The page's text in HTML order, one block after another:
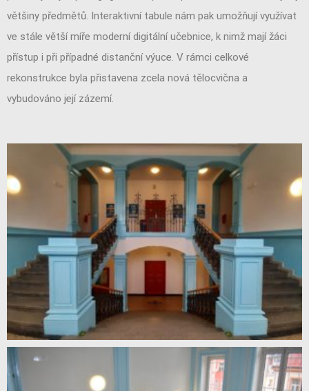
většiny předmětů. Interaktivní tabule nám pak umožňují využívat
ve stále větší míře moderní digitální učebnice, k nimž mají žáci
přístup i při případné distanční výuce. V rámci celkové
rekonstrukce byla přistavena zcela nová tělocvična a
vybudováno její zázemí.